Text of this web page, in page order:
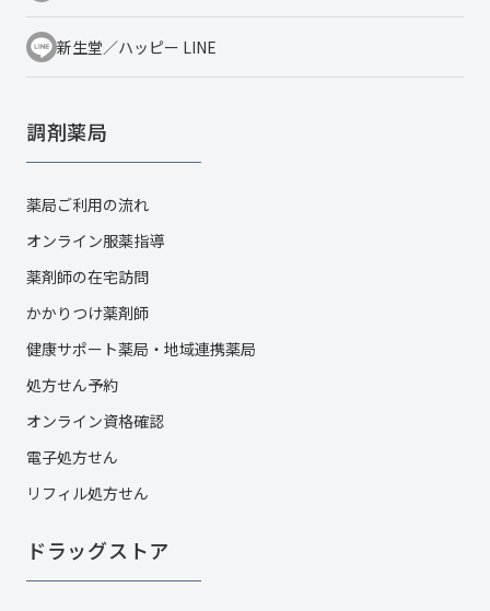
新生堂／ハッピー LINE
調剤薬局
薬局ご利用の流れ
オンライン服薬指導
薬剤師の在宅訪問
かかりつけ薬剤師
健康サポート薬局・地域連携薬局
処方せん予約
オンライン資格確認
電子処方せん
リフィル処方せん
ドラッグストア